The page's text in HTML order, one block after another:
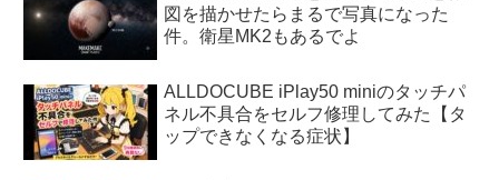
図を描かせたらまるで写真になった
件。衛星MK2もあるでよ
ALLDOCUBE iPlay50 miniのタッチパ
ネル不具合をセルフ修理してみた【タ
ップできなくなる症状】